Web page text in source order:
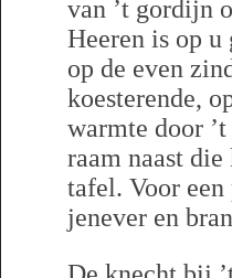
van ’t gordijn
Heeren is op u
op de even
koesterende,
warmte door
raam naast
tafel. Voor
jenever en